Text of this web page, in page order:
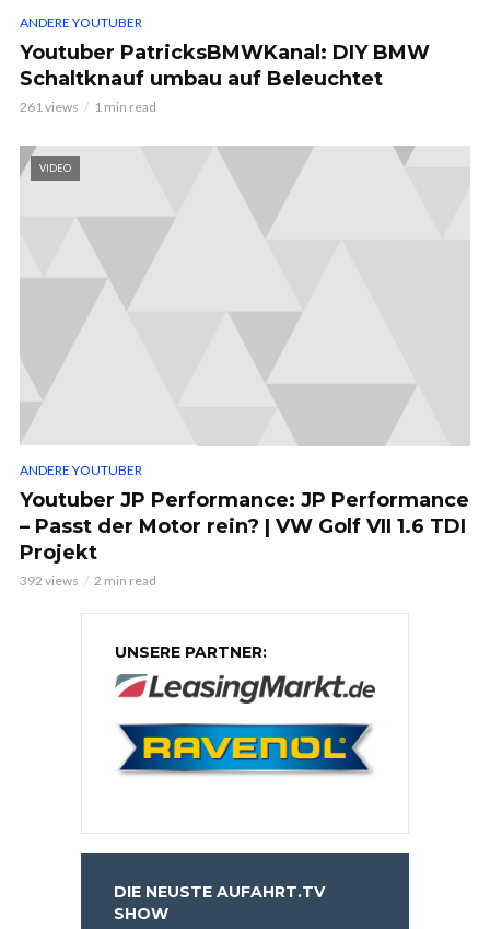
ANDERE YOUTUBER
Youtuber PatricksBMWKanal: DIY BMW
Schaltknauf umbau auf Beleuchtet
261 views 1 min read
VIDEO
ANDERE YOUTUBER
Youtuber JP Performance: JP Performance
– Passt der Motor rein? | VW Golf VII 1.6 TDI
Projekt
392 views 2 min read
UNSERE PARTNER:
DIE NEUSTE AUFAHRT.TV
SHOW